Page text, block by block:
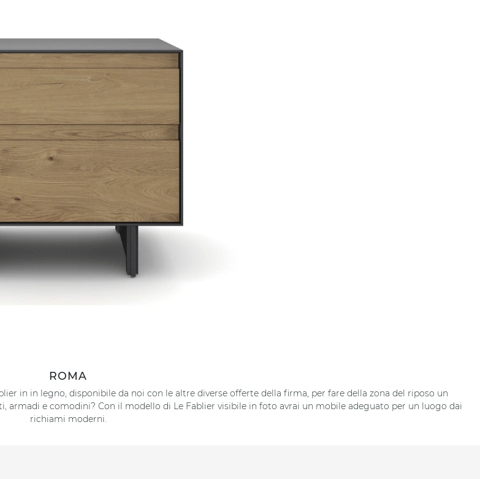
ROMA
in in legno, disponibile da noi con le altre diverse offerte della firma, per fare della zona del riposo un
e comodini? Con il modello di Le Fablier visibile in foto avrai un mobile adeguato per un luogo dai
richiami moderni.